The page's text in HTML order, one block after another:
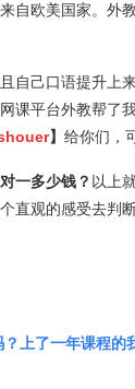
自欧美国家。外
自己口语提升上
课平台外教帮了
】 给你们，
一多少钱？ 以上
直观的感受去判
上了一年课程的